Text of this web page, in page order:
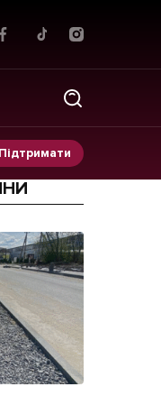
Підтримати